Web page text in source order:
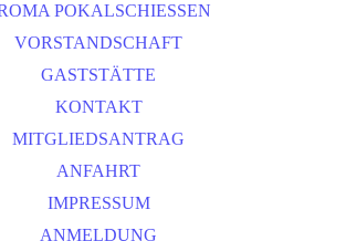
& BÖLLERSCHIESSEN
HUBERTUSMESSE
NEUJAHRSBÖLLERN
BILDER BÖLLER
POKALSCHIESSEN
VORSTANDSCHAFT
GASTSTÄTTE
KONTAKT
MITGLIEDSANTRAG
ANFAHRT
IMPRESSUM
ANMELDUNG